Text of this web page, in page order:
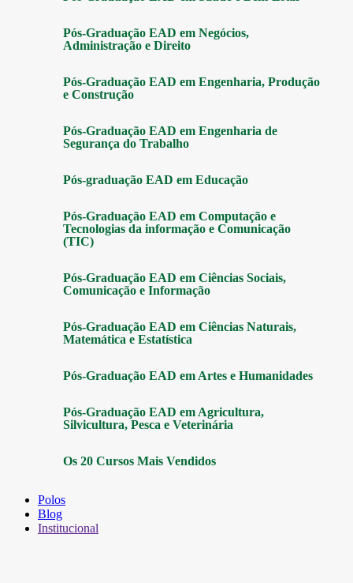
Pós-Graduação EAD em Negócios,
Administração e Direito
Pós-Graduação EAD em Engenharia, Produção
e Construção
Pós-Graduação EAD em Engenharia de
Segurança do Trabalho
Pós-graduação EAD em Educação
Pós-Graduação EAD em Computação e
Tecnologias da informação e Comunicação
(TIC)
Pós-Graduação EAD em Ciências Sociais,
Comunicação e Informação
Pós-Graduação EAD em Ciências Naturais,
Matemática e Estatística
Pós-Graduação EAD em Artes e Humanidades
Pós-Graduação EAD em Agricultura,
Silvicultura, Pesca e Veterinária
Os 20 Cursos Mais Vendidos
Polos
Blog
Institucional